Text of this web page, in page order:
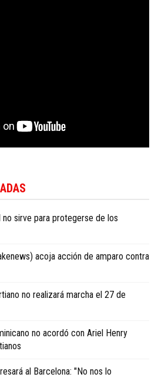
.
sirve para protegerse de los
acoja acción de amparo contra
no realizará marcha el 27 de
no acordó con Ariel Henry
al Barcelona: "No nos lo